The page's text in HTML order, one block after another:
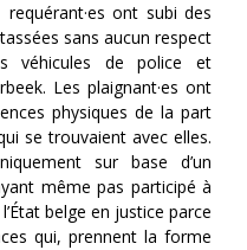
ont subi des
sans aucun respect
véhicules de police et
Les plaignant·es ont
physiques de la part
se trouvaient avec elles.
sur base d’un
même pas participé à
belge en justice parce
qui, prennent la forme